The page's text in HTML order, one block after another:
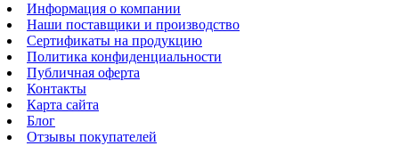
Информация о компании
Наши поставщики и производство
Сертификаты на продукцию
Политика конфиденциальности
Публичная оферта
Контакты
Карта сайта
Блог
Отзывы покупателей